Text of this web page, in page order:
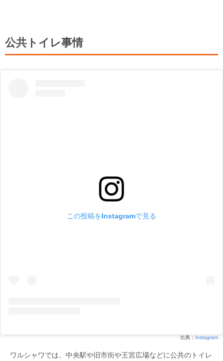
公共トイレ事情
この投稿をInstagramで見る
出典： Instagram
ワルシャワでは、中央駅や旧市街や王宮広場などに公共のトイレ